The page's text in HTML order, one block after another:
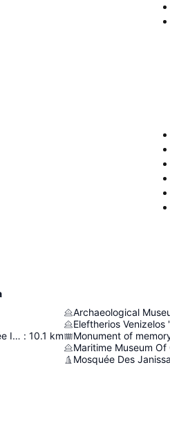
Aéroport International De La Canée Ioánnis-Daskalogiánnis : 10.1 km
Archaeological
Eleftherios Venizelos
Maritime Museum Of
Mosquée Des